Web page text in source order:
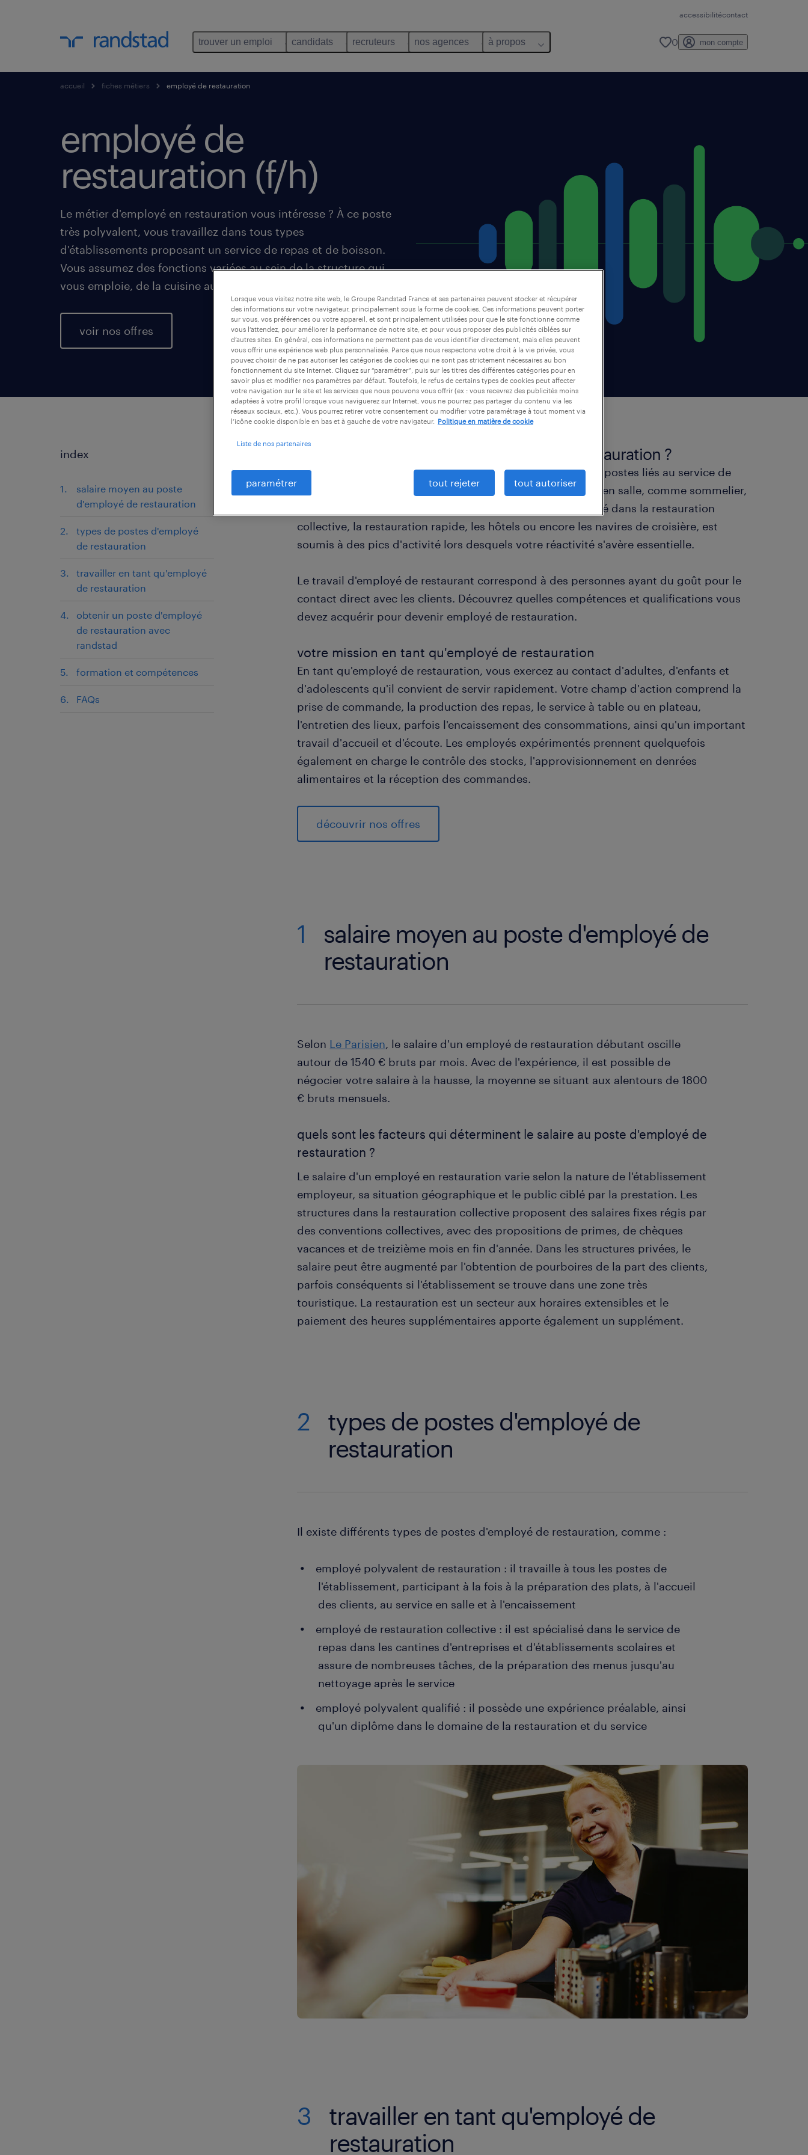
accessibilitécontact
trouver un emploi candidats recruteurs nos agences à propos 0 mon compte
accueil fiches métiers employé de restauration
employé de
restauration (f/h)
Le métier d'employé en restauration vous intéresse ? À ce poste
très polyvalent, vous travaillez dans tous types
d'établissements proposant un service de repas et de boisson.
Vous assumez des fonctions variées au sein de la structure qui
vous emploie, de la cuisine au service en salle.
voir nos offres
index
salaire moyen au poste
d'employé de restauration
types de postes d'employé
de restauration
travailler en tant qu'employé
de restauration
obtenir un poste d'employé
de restauration avec
randstad
formation et compétences
FAQs
en quoi consiste le métier d'employé de restauration ?
L'appellation d'employé en restauration englobe différents postes liés au service de
repas. Selon l'établissement, vous exercez comme serveur en salle, comme sommelier,
comme chef de rang et parfois en cuisine. Ce métier, exercé dans la restauration
collective, la restauration rapide, les hôtels ou encore les navires de croisière, est
soumis à des pics d'activité lors desquels votre réactivité s'avère essentielle.
Le travail d'employé de restaurant correspond à des personnes ayant du goût pour le
contact direct avec les clients. Découvrez quelles compétences et qualifications vous
devez acquérir pour devenir employé de restauration.
votre mission en tant qu'employé de restauration
En tant qu'employé de restauration, vous exercez au contact d'adultes, d'enfants et
d'adolescents qu'il convient de servir rapidement. Votre champ d'action comprend la
prise de commande, la production des repas, le service à table ou en plateau,
l'entretien des lieux, parfois l'encaissement des consommations, ainsi qu'un important
travail d'accueil et d'écoute. Les employés expérimentés prennent quelquefois
également en charge le contrôle des stocks, l'approvisionnement en denrées
alimentaires et la réception des commandes.
découvrir nos offres
1
salaire moyen au poste d'employé de
restauration
Selon Le Parisien, le salaire d'un employé de restauration débutant oscille
autour de 1540 € bruts par mois. Avec de l'expérience, il est possible de
négocier votre salaire à la hausse, la moyenne se situant aux alentours de 1800
€ bruts mensuels.
quels sont les facteurs qui déterminent le salaire au poste d'employé de
restauration ?
Le salaire d'un employé en restauration varie selon la nature de l'établissement
employeur, sa situation géographique et le public ciblé par la prestation. Les
structures dans la restauration collective proposent des salaires fixes régis par
des conventions collectives, avec des propositions de primes, de chèques
vacances et de treizième mois en fin d'année. Dans les structures privées, le
salaire peut être augmenté par l'obtention de pourboires de la part des clients,
parfois conséquents si l'établissement se trouve dans une zone très
touristique. La restauration est un secteur aux horaires extensibles et le
paiement des heures supplémentaires apporte également un supplément.
2
types de postes d'employé de
restauration
Il existe différents types de postes d'employé de restauration, comme :
employé polyvalent de restauration : il travaille à tous les postes de
l'établissement, participant à la fois à la préparation des plats, à l'accueil
des clients, au service en salle et à l'encaissement
employé de restauration collective : il est spécialisé dans le service de
repas dans les cantines d'entreprises et d'établissements scolaires et
assure de nombreuses tâches, de la préparation des menus jusqu'au
nettoyage après le service
employé polyvalent qualifié : il possède une expérience préalable, ainsi
qu'un diplôme dans le domaine de la restauration et du service
3
travailler en tant qu'employé de
restauration
Lorsque vous visitez notre site web, le Groupe Randstad France et ses partenaires peuvent stocker et récupérer
des informations sur votre navigateur, principalement sous la forme de cookies. Ces informations peuvent porter
sur vous, vos préférences ou votre appareil, et sont principalement utilisées pour que le site fonctionne comme
vous l’attendez, pour améliorer la performance de notre site, et pour vous proposer des publicités ciblées sur
d’autres sites. En général, ces informations ne permettent pas de vous identifier directement, mais elles peuvent
vous offrir une expérience web plus personnalisée. Parce que nous respectons votre droit à la vie privée, vous
pouvez choisir de ne pas autoriser les catégories de cookies qui ne sont pas strictement nécessaires au bon
fonctionnement du site Internet. Cliquez sur “paramétrer”, puis sur les titres des différentes catégories pour en
savoir plus et modifier nos paramètres par défaut. Toutefois, le refus de certains types de cookies peut affecter
votre navigation sur le site et les services que nous pouvons vous offrir (ex : vous recevrez des publicités moins
adaptées à votre profil lorsque vous naviguerez sur Internet, vous ne pourrez pas partager du contenu via les
réseaux sociaux, etc.). Vous pourrez retirer votre consentement ou modifier votre paramétrage à tout moment via
l’icône cookie disponible en bas et à gauche de votre navigateur.
Politique en matière de cookie
Liste de nos partenaires
paramétrer tout rejeter tout autoriser